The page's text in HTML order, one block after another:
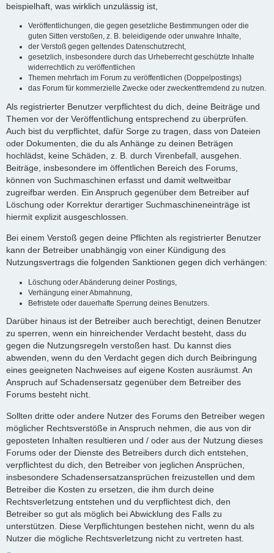
beispielhaft, was wirklich unzulässig ist,
Veröffentlichungen, die gegen gesetzliche Bestimmungen oder die
guten Sitten verstoßen, z. B. beleidigende oder unwahre Inhalte,
der Verstoß gegen geltendes Datenschutzrecht,
gesetzlich, insbesondere durch das Urheberrecht geschützte Inhalte
widerrechtlich zu veröffentlichen
Themen mehrfach im Forum zu veröffentlichen (Doppelpostings)
das Forum für kommerzielle Zwecke oder zweckentfremdend zu nutzen.
Als registrierter Benutzer verpflichtest du dich, deine Beiträge und
Themen vor der Veröffentlichung entsprechend zu überprüfen.
Auch bist du verpflichtet, dafür Sorge zu tragen, dass von Dateien
oder Dokumenten, die du als Anhänge zu deinen Beträgen
hochlädst, keine Schäden, z. B. durch Virenbefall, ausgehen.
Beiträge, insbesondere im öffentlichen Bereich des Forums,
können von Suchmaschinen erfasst und damit weltweitbar
zugreifbar werden. Ein Anspruch gegenüber dem Betreiber auf
Löschung oder Korrektur derartiger Suchmaschineneinträge ist
hiermit explizit ausgeschlossen.
Bei einem Verstoß gegen deine Pflichten als registrierter Benutzer
kann der Betreiber unabhängig von einer Kündigung des
Nutzungsvertrags die folgenden Sanktionen gegen dich verhängen:
Löschung oder Abänderung deiner Postings,
Verhängung einer Abmahnung,
Befristete oder dauerhafte Sperrung deines Benutzers.
Darüber hinaus ist der Betreiber auch berechtigt, deinen Benutzer
zu sperren, wenn ein hinreichender Verdacht besteht, dass du
gegen die Nutzungsregeln verstoßen hast. Du kannst dies
abwenden, wenn du den Verdacht gegen dich durch Beibringung
eines geeigneten Nachweises auf eigene Kosten ausräumst. An
Anspruch auf Schadensersatz gegenüber dem Betreiber des
Forums besteht nicht.
Sollten dritte oder andere Nutzer des Forums den Betreiber wegen
möglicher Rechtsverstöße in Anspruch nehmen, die aus von dir
geposteten Inhalten resultieren und / oder aus der Nutzung dieses
Forums oder der Dienste des Betreibers durch dich entstehen,
verpflichtest du dich, den Betreiber von jeglichen Ansprüchen,
insbesondere Schadensersatzansprüchen freizustellen und dem
Betreiber die Kosten zu ersetzen, die ihm durch deine
Rechtsverletzung entstehen und du verpflichtest dich, den
Betreiber so gut als möglich bei Abwicklung des Falls zu
unterstützen. Diese Verpflichtungen bestehen nicht, wenn du als
Nutzer die mögliche Rechtsverletzung nicht zu vertreten hast.